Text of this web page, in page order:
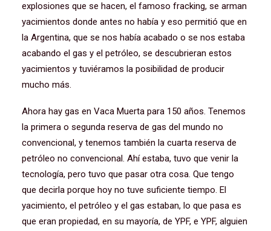
explosiones que se hacen, el famoso fracking, se arman
yacimientos donde antes no había y eso permitió que en
la Argentina, que se nos había acabado o se nos estaba
acabando el gas y el petróleo, se descubrieran estos
yacimientos y tuviéramos la posibilidad de producir
mucho más.
Ahora hay gas en Vaca Muerta para 150 años. Tenemos
la primera o segunda reserva de gas del mundo no
convencional, y tenemos también la cuarta reserva de
petróleo no convencional. Ahí estaba, tuvo que venir la
tecnología, pero tuvo que pasar otra cosa. Que tengo
que decirla porque hoy no tuve suficiente tiempo. El
yacimiento, el petróleo y el gas estaban, lo que pasa es
que eran propiedad, en su mayoría, de YPF, e YPF, alguien